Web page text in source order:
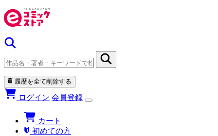
履歴を全て削除する
ログイン 会員登録
カート
初めての方